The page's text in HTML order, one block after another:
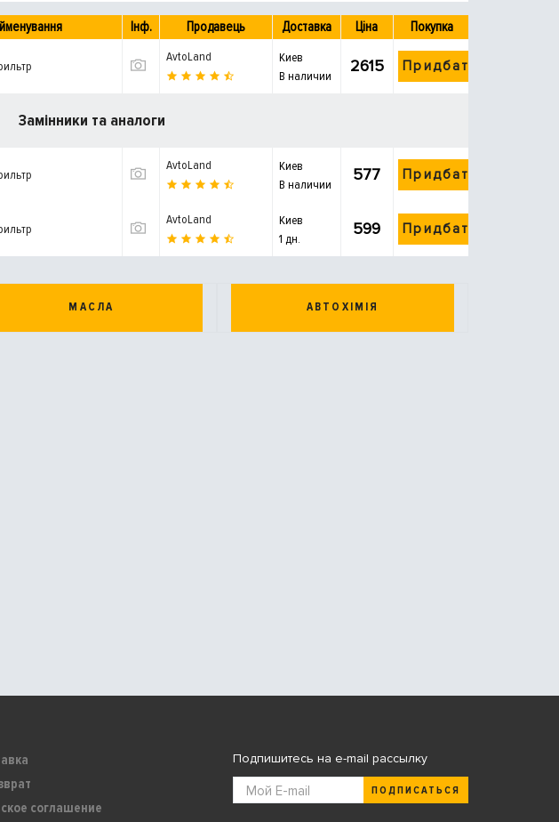
Інф. Продавець Доставка Ціна Покупка
AvtoLand
Киев
В наличии
2615 Придбати
Замінники та аналоги
AvtoLand
Киев
В наличии
577 Придбати
AvtoLand
Киев
1 дн.
599 Придбати
МАСЛА АВТОХІМІЯ
соглашение
Подпишитесь на e-mail рассылку
ПОДПИСАТЬСЯ